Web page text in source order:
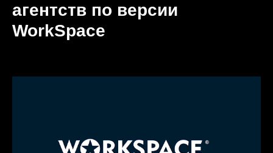
агентств по версии
WorkSpace